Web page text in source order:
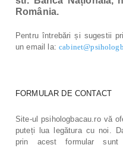
România.
Pentru întrebări și sugestii
un email la:
FORMULAR DE CONTACT
Site-ul psihologbacau.ro vă
puteți lua legătura cu noi.
prin acest formular